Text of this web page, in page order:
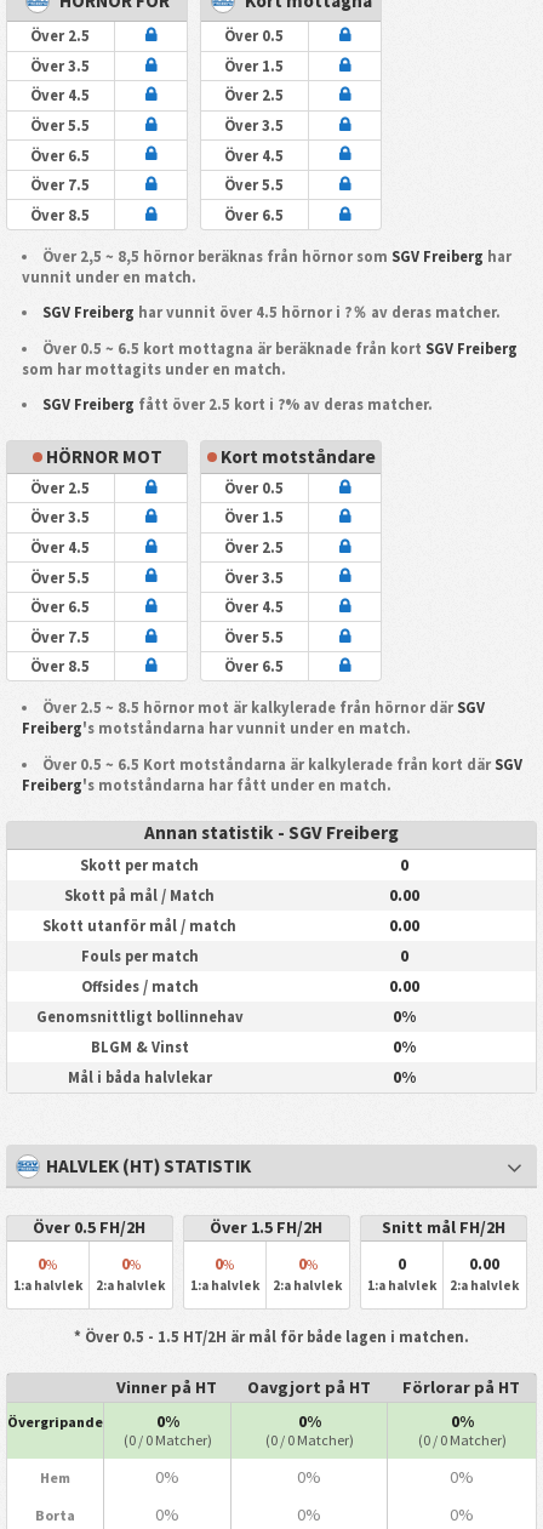
Över 2.5
Över 3.5
Över 4.5
Över 5.5
Över 6.5
Över 7.5
Över 8.5
Över 0.5
Över 1.5
Över 2.5
Över 3.5
Över 4.5
Över 5.5
Över 6.5
Över 2,5 ~ 8,5 hörnor beräknas från hörnor som SGV Freiberg har
vunnit under en match.
SGV Freiberg har vunnit över 4.5 hörnor i ?％ av deras matcher.
Över 0.5 ~ 6.5 kort mottagna är beräknade från kort SGV Freiberg
som har mottagits under en match.
SGV Freiberg fått över 2.5 kort i ?% av deras matcher.
HÖRNOR MOT
Över 2.5
Över 3.5
Över 4.5
Över 5.5
Över 6.5
Över 7.5
Över 8.5
Kort motståndare
Över 0.5
Över 1.5
Över 2.5
Över 3.5
Över 4.5
Över 5.5
Över 6.5
Över 2.5 ~ 8.5 hörnor mot är kalkylerade från hörnor där SGV
Freiberg's motståndarna har vunnit under en match.
Över 0.5 ~ 6.5 Kort motståndarna är kalkylerade från kort där SGV
Freiberg's motståndarna har fått under en match.
Annan statistik - SGV Freiberg
Skott per match 0
Skott på mål / Match 0.00
Skott utanför mål / match 0.00
Fouls per match 0
Offsides / match 0.00
Genomsnittligt bollinnehav 0%
BLGM & Vinst 0%
Mål i båda halvlekar 0%
HALVLEK (HT) STATISTIK
Över 0.5 FH/2H
0%
1:a halvlek
0%
2:a halvlek
Över 1.5 FH/2H
0%
1:a halvlek
0%
2:a halvlek
Snitt mål FH/2H
0
1:a halvlek
0.00
2:a halvlek
* Över 0.5 - 1.5 HT/2H är mål för både lagen i matchen.
Vinner på HT Oavgjort på HT Förlorar på HT
Övergripande 0%
(0 / 0 Matcher)
0%
(0 / 0 Matcher)
0%
(0 / 0 Matcher)
Hem 0% 0% 0%
Borta 0% 0% 0%